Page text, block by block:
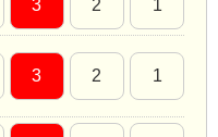
3 2 1
3 2 1